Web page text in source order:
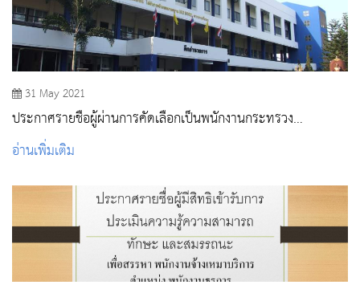
31 May 2021
ประกาศรายชื่อผู้ผ่านการคัดเลือกเป็นพนักงานกระทรวง
สาธารณสุข ตำแหน่งพยาบาลวิชาชีพ
อ่านเพิ่มเติม